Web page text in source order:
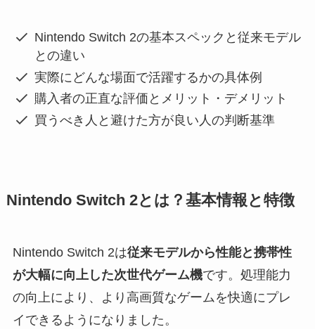
Nintendo Switch 2の基本スペックと従来モデル
との違い
実際にどんな場面で活躍するかの具体例
購入者の正直な評価とメリット・デメリット
買うべき人と避けた方が良い人の判断基準
Nintendo Switch 2とは？基本情報と特徴
Nintendo Switch 2は従来モデルから性能と携帯性
が大幅に向上した次世代ゲーム機です。処理能力
の向上により、より高画質なゲームを快適にプレ
イできるようになりました。